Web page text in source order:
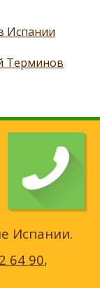
Испании
Терминов
Испании.
64 90,